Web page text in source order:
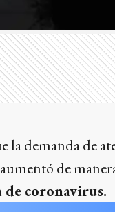
la demanda de
de
de coronavirus.